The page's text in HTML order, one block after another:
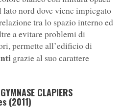
lato nord dove viene impiegato
tra lo spazio interno ed
a evitare problemi di
permette all’edificio di
grazie al suo carattere
CLAPIERS
(2011)